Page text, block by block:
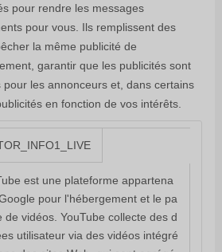
pour rendre les messages
pour vous. Ils remplissent des
la même publicité de
garantir que les publicités sont
les annonceurs et, dans certains
en fonction de vos intérêts.
est une plateforme appartena
pour l'hébergement et le pa
de vidéos. YouTube collecte des d
utilisateur via des vidéos intégré